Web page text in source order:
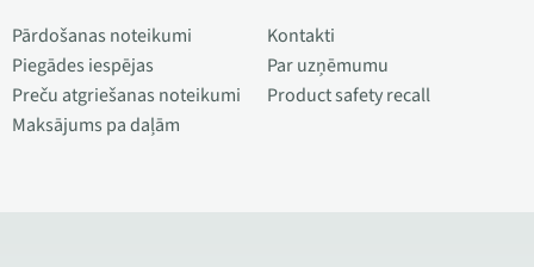
Pārdošanas noteikumi
Piegādes iespējas
Preču atgriešanas noteikumi
Maksājums pa daļām
Kontakti
Par uzņēmumu
Product safety recall